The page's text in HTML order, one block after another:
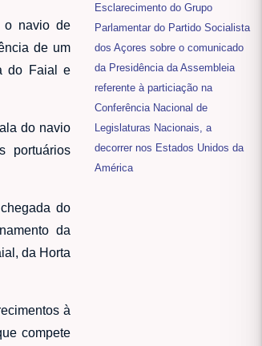
o navio de
de um
do Faial e
do navio
portuários
do
da
da Horta
à
compete
Esclarecimento do Grupo
Parlamentar do Partido Socialista
dos Açores sobre o comunicado
da Presidência da Assembleia
referente à particiação na
Conferência Nacional de
Legislaturas Nacionais, a
decorrer nos Estados Unidos da
América